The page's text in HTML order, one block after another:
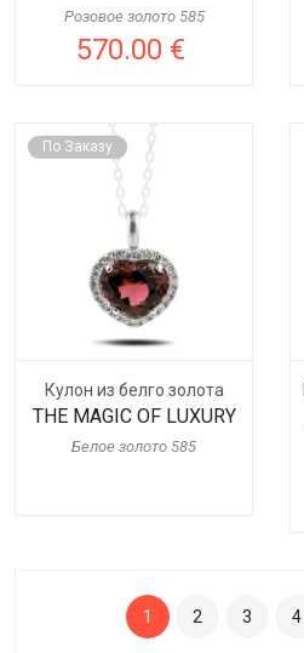
Розовое золото 585
570.00 €
По Заказу
Кулон из белго золота
THE MAGIC OF LUXURY
Белое золото 585
1 2 3 4